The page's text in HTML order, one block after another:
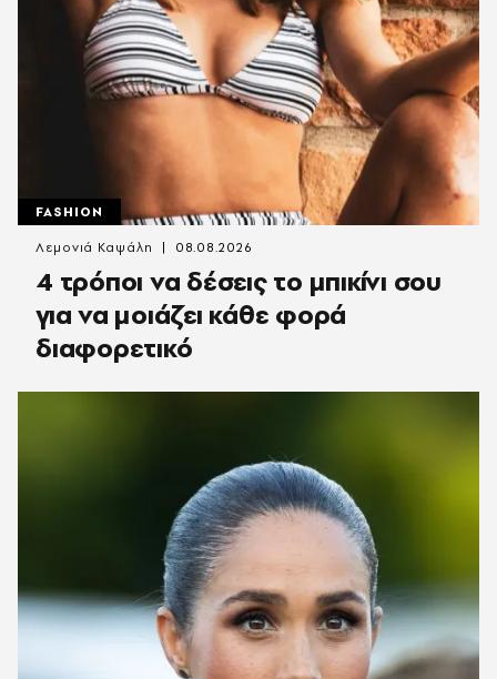
FASHION
4 τρόποι να δέσεις το μπικίνι σου
για να μοιάζει κάθε φορά
διαφορετικό
Λεμονιά Καψάλη 08.08.2026